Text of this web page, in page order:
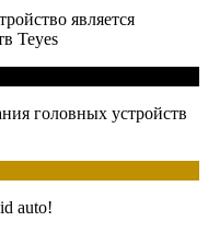
является
Teyes
головных устройств
auto!